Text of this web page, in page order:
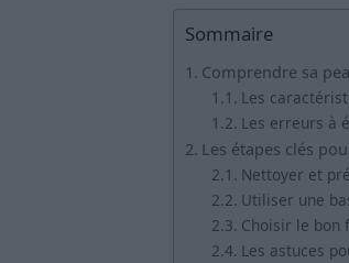
Sommaire
Comprendre sa
Les
Les erreurs à
Les étapes clés
Nettoyer et
Utiliser une
Choisir le bon
Les astuces